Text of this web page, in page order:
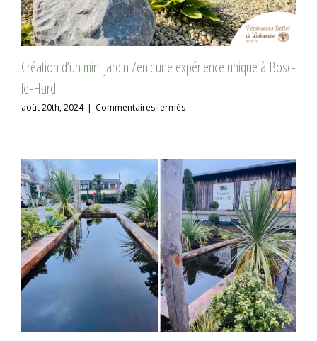
Création d’un mini jardin Zen : une expérience unique à Bosc-
le-Hard
août 20th, 2024 | Commentaires ferméssur
jardin
Zen
:
une
expérience
unique
à
Bosc-
le-
Hard